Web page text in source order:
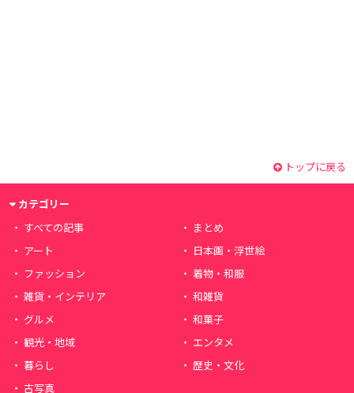
トップに戻る
カテゴリー
すべての記事
まとめ
アート
日本画・浮世絵
ファッション
着物・和服
雑貨・インテリア
和雑貨
グルメ
和菓子
観光・地域
エンタメ
暮らし
歴史・文化
古写真